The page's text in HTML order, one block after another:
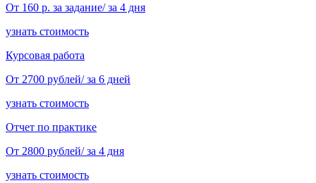
От 160 р. за задание/ за 4 дня
узнать стоимость
Курсовая работа
От 2700 рублей/ за 6 дней
узнать стоимость
Отчет по практике
От 2800 рублей/ за 4 дня
узнать стоимость